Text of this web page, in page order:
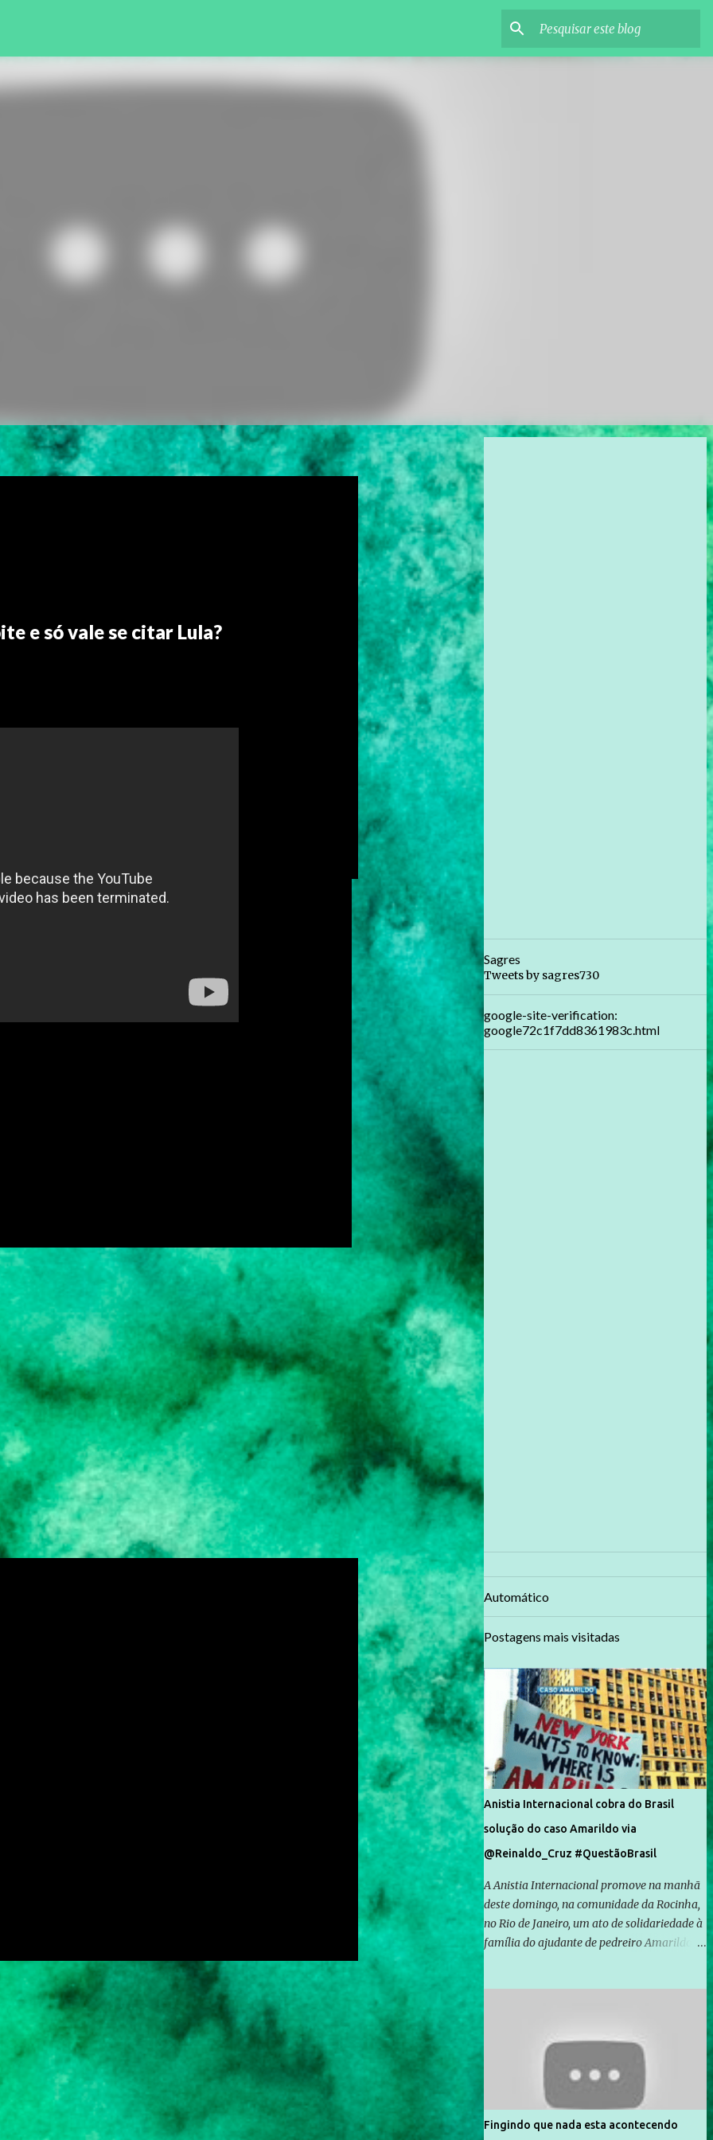
e só vale se citar Lula?
Sagres
Tweets by sagres730
google-site-verification:
google72c1f7dd8361983c.html
Automático
Postagens mais visitadas
Anistia Internacional cobra do Brasil
solução do caso Amarildo via
@Reinaldo_Cruz #QuestãoBrasil
A Anistia Internacional promove na manhã
deste domingo, na comunidade da Rocinha,
no Rio de Janeiro, um ato de solidariedade à
família do ajudante de pedreiro Amarildo de
Rocinha. A assessora de Direitos Humanos
da Anistia Internacional, Renata Neder, disse
à Agência Brasil que ações e atividades de
mobilização são feitas normalmente pela
organização não governamental. As ações
de solidariedade são promovidas em apoio
Fingindo que nada esta acontecendo